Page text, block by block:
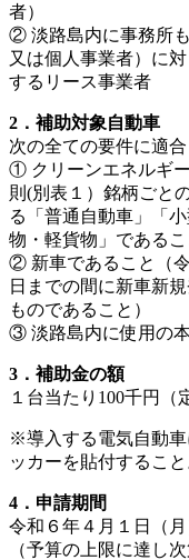
② 淡路島内に事務所
又は個人事業者）に
するリース事業者
2 ．補助対象自動車
次の全ての要件に適
① クリーンエネルギ
則(別表１）銘柄ごと
る「普通自動車」「
物・軽貨物」であるこ
② 新車であること（
日までの間に新車新
ものであること）
③ 淡路島内に使用の
3．補助金の額
１台当たり100千円（
※導入する電気自動
ッカーを貼付すること
4．申請期間
令和６年４月１日（
（予算の上限に達し